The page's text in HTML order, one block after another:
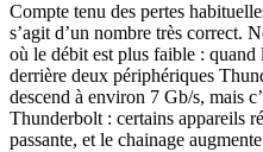
Compte tenu des pertes
s’agit d’un nombre très correct.
où le débit est plus faible : quand
derrière deux périphériques
descend à environ 7 Gb/s, mais
Thunderbolt : certains appareils
passante, et le chainage